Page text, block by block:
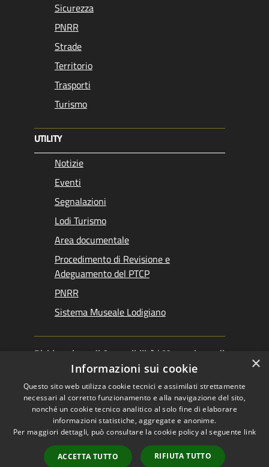
Sicurezza
PNRR
Strade
Territorio
Trasporti
Turismo
UTILITY
Notizie
Eventi
Segnalazioni
Lodi Turismo
Area documentale
Procedimento di Revisione e
Adeguamento del PTCP
PNRR
Sistema Museale Lodigiano
Dichiarazione di Accessibilità | Meccanismo di
Feedback|Obiettivi accessibilità
RSS
Accessibilità
Privacy
Copyright © 2026 •
Provincia di Lodi •
Powered by
×
Informazioni sui cookie
Questo sito web utilizza cookie tecnici e assimilati strettamente
necessari al corretto funzionamento e alla navigazione del sito,
nonché un cookie tecnico analitico al solo fine di elaborare
informazioni statistiche, aggregate e anonime.
Per maggiori dettagli, può consultare la cookie policy al seguente link
ACCETTA TUTTO RIFIUTA TUTTO